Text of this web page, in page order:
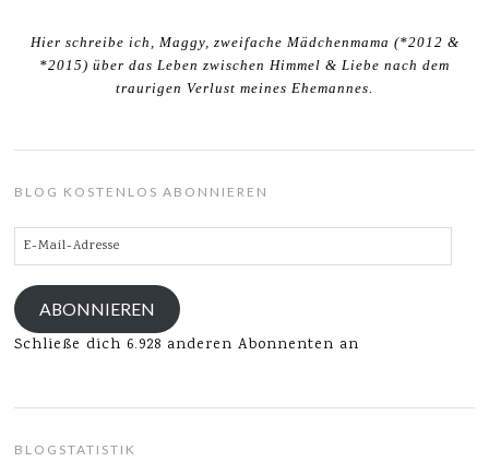
Hier schreibe ich, Maggy, zweifache Mädchenmama (*2012 &
*2015) über das Leben zwischen Himmel & Liebe nach dem
traurigen Verlust meines Ehemannes.
BLOG KOSTENLOS ABONNIEREN
E-
Mail-
Adresse
ABONNIEREN
Schließe dich 6.928 anderen Abonnenten an
BLOGSTATISTIK